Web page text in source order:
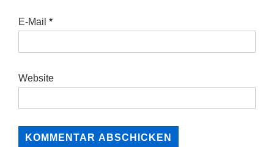
E-Mail *
Website